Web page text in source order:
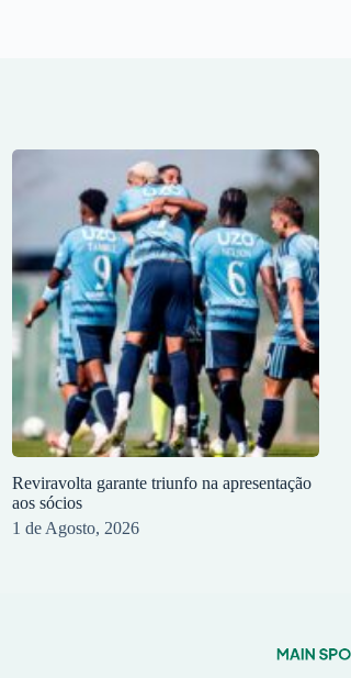
Reviravolta garante triunfo na apresentação
aos sócios
1 de Agosto, 2026